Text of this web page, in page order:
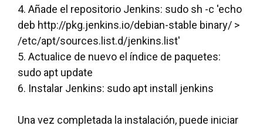
4. Añade el repositorio Jenkins: sudo sh -c 'echo
deb http://pkg.jenkins.io/debian-stable binary/ >
/etc/apt/sources.list.d/jenkins.list'
5. Actualice de nuevo el índice de paquetes:
sudo apt update
6. Instalar Jenkins: sudo apt install jenkins
Una vez completada la instalación, puede iniciar